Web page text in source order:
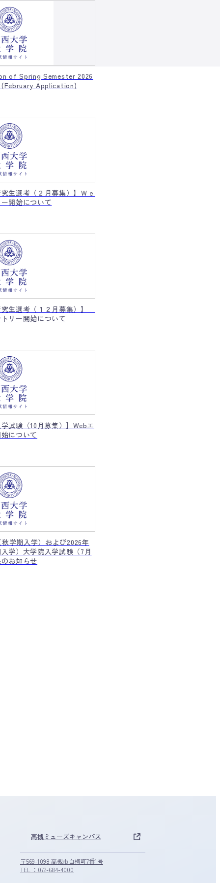
of Spring Semester 2026
Application)
究生選考（２月募集）】Ｗｅ
開始について
究生選考（１２月募集）】
リー開始について
学試験（10月募集）】Webエ
について
学期入学）および2026年
学）大学院入学試験（7月
お知らせ
高槻ミューズキャンパス
〒569-1098 高槻市白梅町7番1号
TEL ：072-684-4000